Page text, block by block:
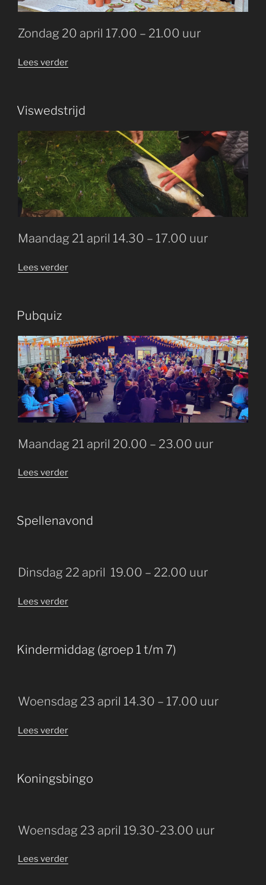
Zondag 20 april 17.00 – 21.00 uur
Lees verder“Food
Oostenrijk”
GEPLAATST
OP
Viswedstrijd
Maandag 21 april 14.30 – 17.00 uur
Lees verder“Viswedstrijd”
GEPLAATST
OP
Pubquiz
Maandag 21 april 20.00 – 23.00 uur
Lees verder“Pubquiz”
GEPLAATST
OP
Spellenavond
Dinsdag 22 april 19.00 – 22.00 uur
Lees verder“Spellenavond”
GEPLAATST
OP
Kindermiddag (groep 1 t/m 7)
Woensdag 23 april 14.30 – 17.00 uur
Lees verder“Kindermiddag (groep
7)”
GEPLAATST
OP
Koningsbingo
Woensdag 23 april 19.30-23.00 uur
Lees verder“Koningsbingo”